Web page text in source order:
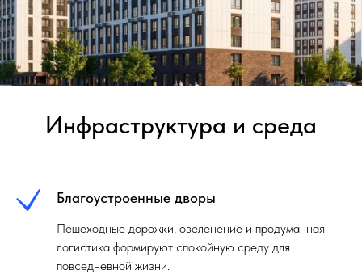
Инфраструктура и среда
Благоустроенные дворы
Пешеходные дорожки, озеленение и продуманная
логистика формируют спокойную среду для
повседневной жизни.